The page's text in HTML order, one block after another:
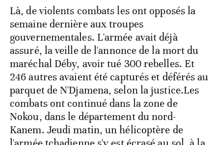
Là, de violents combats les ont opposés la
semaine dernière aux troupes
gouvernementales. L'armée avait déjà
assuré, la veille de l'annonce de la mort du
maréchal Déby, avoir tué 300 rebelles. Et
246 autres avaient été capturés et déférés au
parquet de N'Djamena, selon la justice.Les
combats ont continué dans la zone de
Nokou, dans le département du nord-
Kanem. Jeudi matin, un hélicoptère de